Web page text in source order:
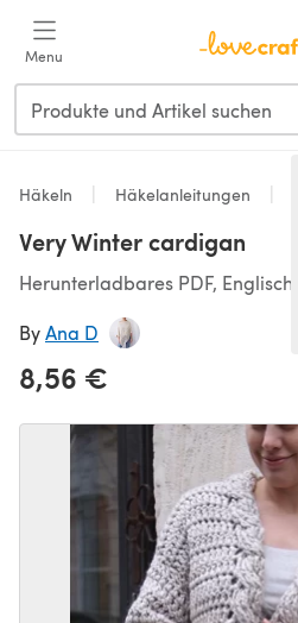
Menu
Häkeln Häkelanleitungen
Very Winter cardigan
Herunterladbares PDF, Englisch
ByAna D
8,56 €